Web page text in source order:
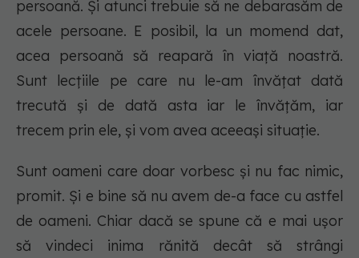
persoană. Și atunci trebuie să ne debarasăm de
acele persoane. E posibil, la un momend dat,
acea persoană să reapară în viață noastră.
Sunt lecțiile pe care nu le-am învățat dată
trecută și de dată asta iar le învățăm, iar
trecem prin ele, și vom avea aceeași situație.
Sunt oameni care doar vorbesc și nu fac nimic,
promit. Și e bine să nu avem de-a face cu astfel
de oameni. Chiar dacă se spune că e mai ușor
să vindeci inima rănită decât să strângi